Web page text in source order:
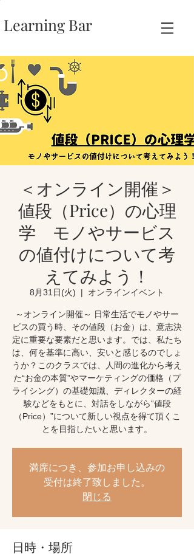
Learning Bar
＜オンライン開催＞
値段（Price）の心理
学 モノやサービス
の値付けについて考
えてみよう！
8月31日(火)
  |
オンラインイベント
～オンライン開催～ 日常生活でモノやサー
ビスの買う時、その値段（お金）は、意志決
定に重要な要素だと思います。では、私たち
は、何を基準に高い、安いと感じるのでしょ
うか？このクラスでは、人間の進化から考え
た“お金の本質”やマーケティングの価格（プ
ライシング）の基礎知識、ディレクターの経
験などをもとに、対話をしながら“値段
（Price）”について新しい視点を得て頂くこ
とを目指したいと思います。
満席につき、参加お申し込みの
受付は終了致しました。
閉じる
日時・場所